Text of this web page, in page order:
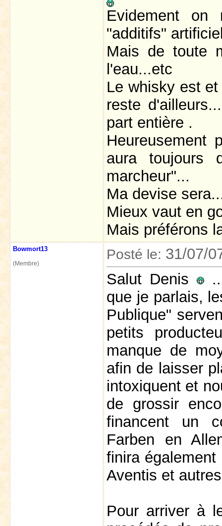
Evidement
"additifs"
Mais de toute
l'eau...etc
Le whisky est
reste
part entière .
Heureusement
aura toujours
marcheur"...
Ma devise
Mieux vaut en
Mais préférons
Bowmort13
(Membre)
Posté le: 31/07/
Salut Denis
que je parlais,
Publique"
petits
manque de
afin de laisser
intoxiquent et
de grossir
financent un
Farben en
finira
Aventis et
Pour arriver à